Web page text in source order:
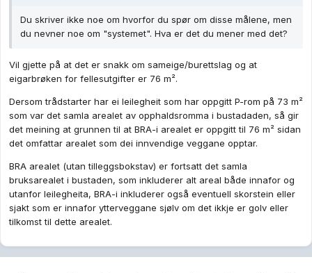
Du skriver ikke noe om hvorfor du spør om disse målene, men
du nevner noe om "systemet". Hva er det du mener med det?
Vil gjette på at det er snakk om sameige/burettslag og at
eigarbrøken for fellesutgifter er 76 m².
Dersom trådstarter har ei leilegheit som har oppgitt P-rom på 73 m²
som var det samla arealet av opphaldsromma i bustadaden, så gir
det meining at grunnen til at BRA-i arealet er oppgitt til 76 m² sidan
det omfattar arealet som dei innvendige veggane opptar.
BRA arealet (utan tilleggsbokstav) er fortsatt det samla
bruksarealet i bustaden, som inkluderer alt areal både innafor og
utanfor leilegheita, BRA-i inkluderer også eventuell skorstein eller
sjakt som er innafor ytterveggane sjølv om det ikkje er golv eller
tilkomst til dette arealet.